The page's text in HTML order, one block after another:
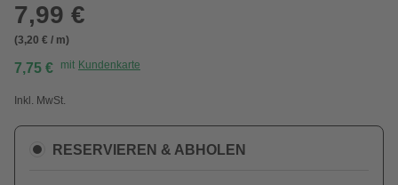
7,99 €
(3,20 € / m)
7,75 € mit Kundenkarte
Inkl. MwSt.
RESERVIEREN & ABHOLEN